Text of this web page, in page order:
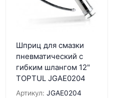
Шприц для смазки
пневматический с
гибким шлангом 12"
TOPTUL JGAE0204
Артикул: JGAE0204